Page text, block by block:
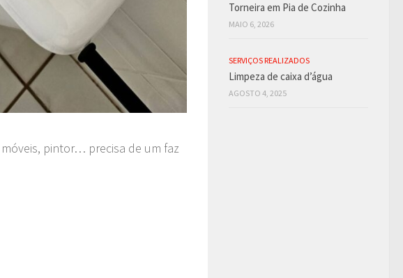
pintor… precisa de um faz
Torneira em Pia de Cozinha
MAIO 6, 2026
SERVIÇOS REALIZADOS
Limpeza de caixa d’água
AGOSTO 4, 2025